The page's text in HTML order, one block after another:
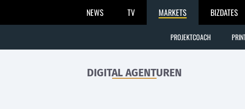
NEWS TV MARKETS BIZDATES
PROJEKTCOACH
DIGITAL AGENTUREN